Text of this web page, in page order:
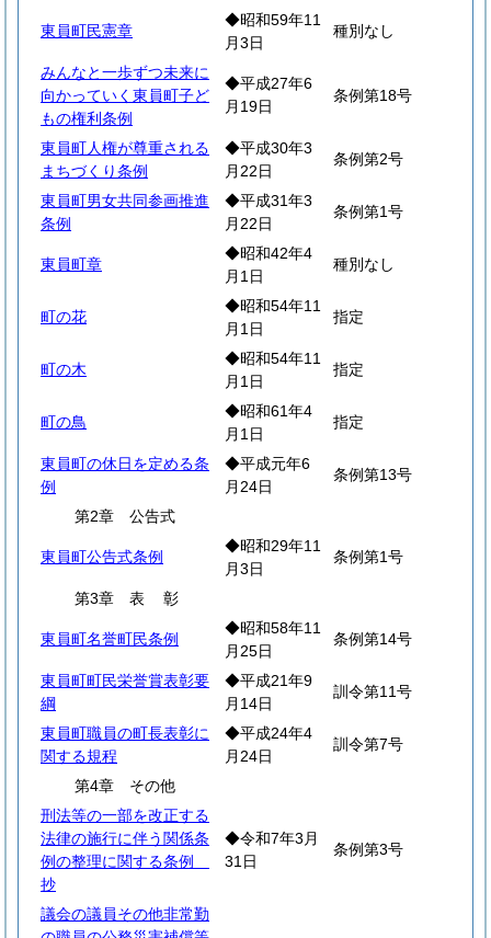
東員町民憲章
◆昭和59年11
月3日
種別なし
みんなと一歩ずつ未来に
向かっていく東員町子ど
もの権利条例
◆平成27年6
月19日
条例第18号
東員町人権が尊重される
まちづくり条例
◆平成30年3
月22日
条例第2号
東員町男女共同参画推進
条例
◆平成31年3
月22日
条例第1号
東員町章
◆昭和42年4
月1日
種別なし
町の花
◆昭和54年11
月1日
指定
町の木
◆昭和54年11
月1日
指定
町の鳥
◆昭和61年4
月1日
指定
東員町の休日を定める条
例
◆平成元年6
月24日
条例第13号
第2章 公告式
東員町公告式条例
◆昭和29年11
月3日
条例第1号
第3章 表彰
東員町名誉町民条例
◆昭和58年11
月25日
条例第14号
東員町町民栄誉賞表彰要
綱
◆平成21年9
月14日
訓令第11号
東員町職員の町長表彰に
関する規程
◆平成24年4
月24日
訓令第7号
第4章 その他
刑法等の一部を改正する
法律の施行に伴う関係条
例の整理に関する条例
抄
◆令和7年3月
31日
条例第3号
議会の議員その他非常勤